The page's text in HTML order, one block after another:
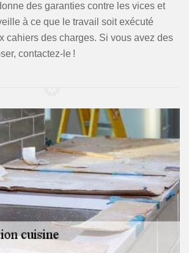
des garanties contre les vices et
à ce que le travail soit exécuté
cahiers des charges. Si vous avez des
contactez-le !